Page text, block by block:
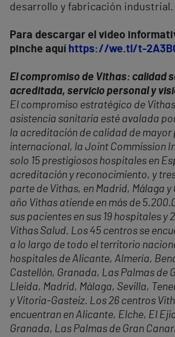
desarrollo y fabricación industrial.
Para descargar el video
pinche aquí https://we.tl/t-
El compromiso de Vithas: calidad
acreditada, servicio personal y
El compromiso estratégico de
asistencia sanitaria esté avalada
la acreditación de calidad de mayor
internacional, la Joint Commission
solo 15 prestigiosos hospitales en
acreditación y reconocimiento, y
parte de Vithas, en Madrid, Málaga
año Vithas atiende en más de
sus pacientes en sus 19 hospitales y
Vithas Salud. Los 45 centros se
a lo largo de todo el territorio
hospitales de Alicante, Almería,
Castellón, Granada, Las Palmas de
Lleida, Madrid, Málaga, Sevilla,
y Vitoria-Gasteiz. Los 26 centros
encuentran en Alicante, Elche, El
Granada, Las Palmas de Gran